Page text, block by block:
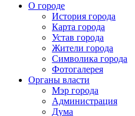
О городе
История города
Карта города
Устав города
Жители города
Символика города
Фотогалерея
Органы власти
Мэр города
Администрация
Дума